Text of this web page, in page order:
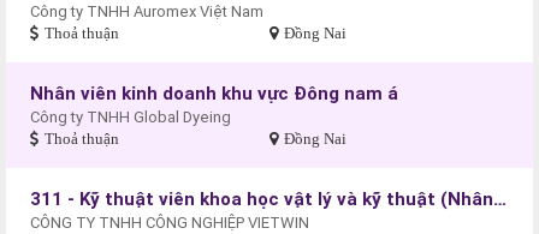
Công ty TNHH Auromex Việt Nam
Thoả thuận Đồng Nai
Nhân viên kinh doanh khu vực Đông nam á
Công ty TNHH Global Dyeing
Thoả thuận Đồng Nai
311 - Kỹ thuật viên khoa học vật lý và kỹ thuật (Nhân viên quản lý kỹ thuật công nghệ sản xuất)
CÔNG TY TNHH CÔNG NGHIỆP VIETWIN